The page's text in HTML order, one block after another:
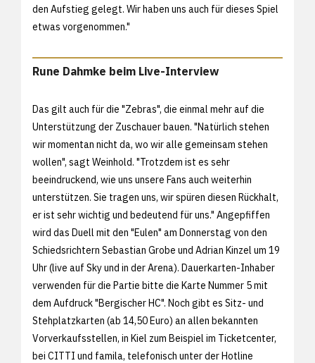
den Aufstieg gelegt. Wir haben uns auch für dieses Spiel
etwas vorgenommen."
Rune Dahmke beim Live-Interview
Das gilt auch für die "Zebras", die einmal mehr auf die
Unterstützung der Zuschauer bauen. "Natürlich stehen
wir momentan nicht da, wo wir alle gemeinsam stehen
wollen", sagt Weinhold. "Trotzdem ist es sehr
beeindruckend, wie uns unsere Fans auch weiterhin
unterstützen. Sie tragen uns, wir spüren diesen Rückhalt,
er ist sehr wichtig und bedeutend für uns." Angepfiffen
wird das Duell mit den "Eulen" am Donnerstag von den
Schiedsrichtern Sebastian Grobe und Adrian Kinzel um 19
Uhr (live auf Sky und in der Arena). Dauerkarten-Inhaber
verwenden für die Partie bitte die Karte Nummer 5 mit
dem Aufdruck "Bergischer HC". Noch gibt es Sitz- und
Stehplatzkarten (ab 14,50 Euro) an allen bekannten
Vorverkaufsstellen, in Kiel zum Beispiel im Ticketcenter,
bei CITTI und famila, telefonisch unter der Hotline